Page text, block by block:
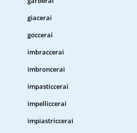
giacerai
goccerai
imbraccerai
imbroncerai
impasticcerai
impelliccerai
impiastriccerai